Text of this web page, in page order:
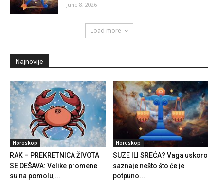
June 8, 2026
Load more
Najnovije
Horoskop
RAK – PREKRETNICA ŽIVOTA
SE DEŠAVA: Velike promene
su na pomolu,...
Horoskop
SUZE ILI SREĆA? Vaga uskoro
saznaje nešto što će je
potpuno...